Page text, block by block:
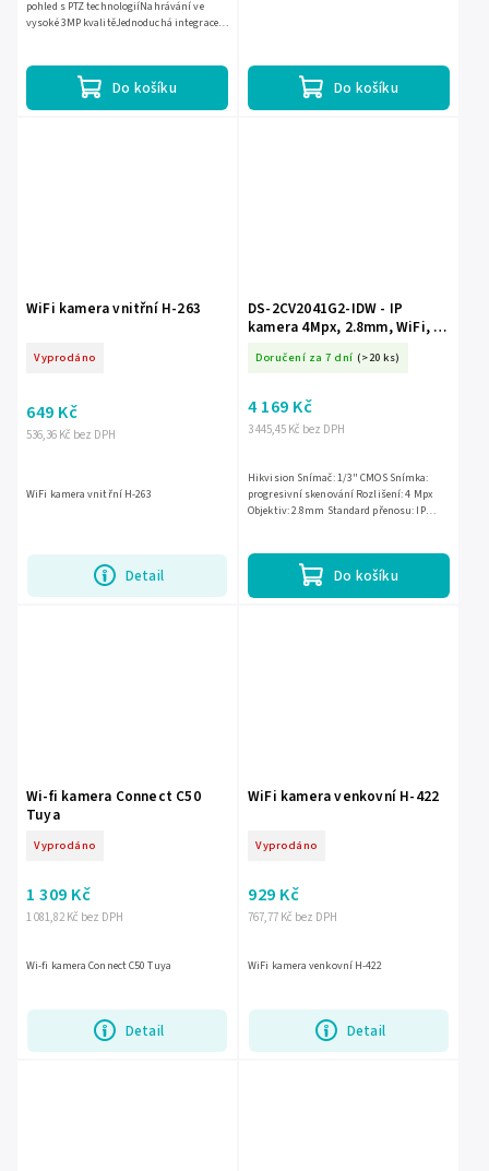
Do košíku
pohled s PTZ technologiíNahrávání ve
vysoké 3MP kvalitěJednoduchá integrace s
Do košíku
WiFi kamera vnitřní H-263
Vyprodáno
536,36 Kč bez DPH
649 Kč
Detail
WiFi kamera vnitřní H-263
DS-2CV2041G2-IDW - IP
kamera 4Mpx, 2.8mm, WiFi, IR
Hikvision
Doručení za 7 dní (>20 ks)
3 445,45 Kč bez DPH
4 169 Kč
Do košíku
Hikvision Snímač: 1/3" CMOS Snímka:
progresivní skenování Rozlišení: 4 Mpx
Objektiv: 2.8mm Standard přenosu: IP
Wi-fi kamera Connect C50
Tuya
Vyprodáno
1 081,82 Kč bez DPH
1 309 Kč
Detail
Wi-fi kamera Connect C50 Tuya
WiFi kamera venkovní H-422
Vyprodáno
767,77 Kč bez DPH
929 Kč
Detail
WiFi kamera venkovní H-422